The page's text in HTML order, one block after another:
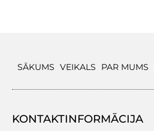
SĀKUMS VEIKALS PAR MUMS
KONTAKTINFORMĀCIJA